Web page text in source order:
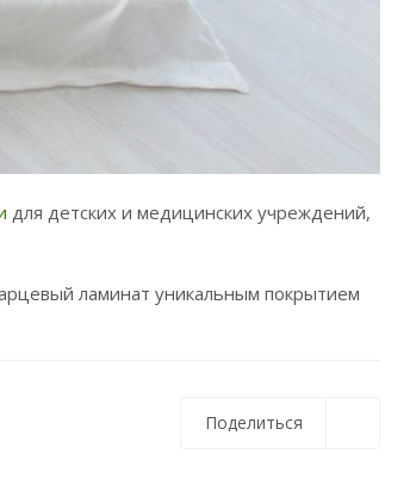
для детских и медицинских учреждений,
ламинат уникальным покрытием
Поделиться